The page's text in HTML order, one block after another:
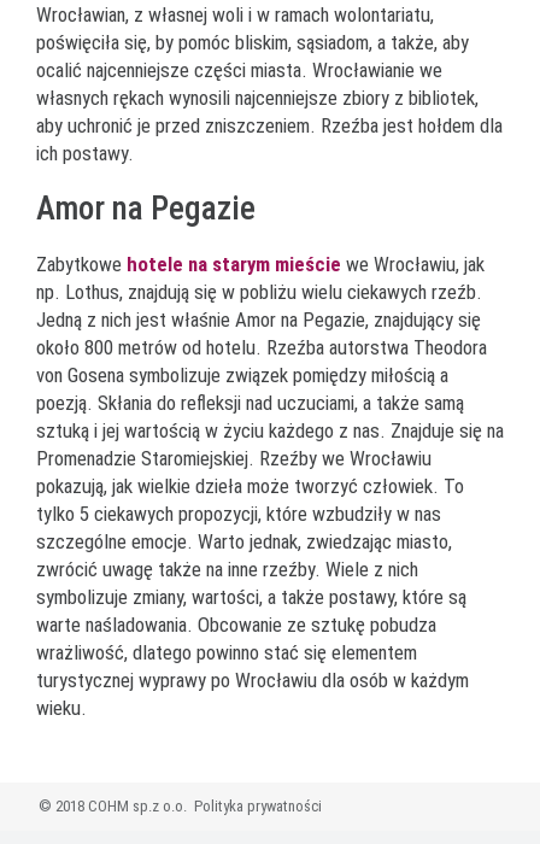
Wrocławian, z własnej woli i w ramach wolontariatu,
poświęciła się, by pomóc bliskim, sąsiadom, a także, aby
ocalić najcenniejsze części miasta. Wrocławianie we
własnych rękach wynosili najcenniejsze zbiory z bibliotek,
aby uchronić je przed zniszczeniem. Rzeźba jest hołdem dla
ich postawy.
Amor na Pegazie
Zabytkowe hotele na starym mieście we Wrocławiu, jak
np. Lothus, znajdują się w pobliżu wielu ciekawych rzeźb.
Jedną z nich jest właśnie Amor na Pegazie, znajdujący się
około 800 metrów od hotelu. Rzeźba autorstwa Theodora
von Gosena symbolizuje związek pomiędzy miłością a
poezją. Skłania do refleksji nad uczuciami, a także samą
sztuką i jej wartością w życiu każdego z nas. Znajduje się na
Promenadzie Staromiejskiej. Rzeźby we Wrocławiu
pokazują, jak wielkie dzieła może tworzyć człowiek. To
tylko 5 ciekawych propozycji, które wzbudziły w nas
szczególne emocje. Warto jednak, zwiedzając miasto,
zwrócić uwagę także na inne rzeźby. Wiele z nich
symbolizuje zmiany, wartości, a także postawy, które są
warte naśladowania. Obcowanie ze sztukę pobudza
wrażliwość, dlatego powinno stać się elementem
turystycznej wyprawy po Wrocławiu dla osób w każdym
wieku.
© 2018 COHM sp.z o.o. Polityka prywatności